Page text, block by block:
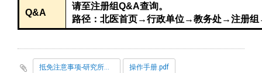
Q&A
请至注册组Q&A查询。
路径：北医首页→行政单位→教务处→注册组
抵免注意事项-研究所新生.pdf 操作手册.pdf